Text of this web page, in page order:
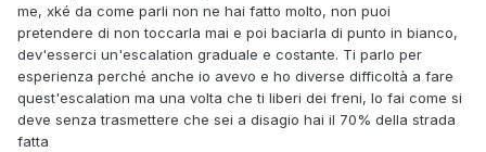
me, xké da come parli non ne hai fatto molto, non puoi
pretendere di non toccarla mai e poi baciarla di punto in bianco,
dev'esserci un'escalation graduale e costante. Ti parlo per
esperienza perché anche io avevo e ho diverse difficoltà a fare
quest'escalation ma una volta che ti liberi dei freni, lo fai come si
deve senza trasmettere che sei a disagio hai il 70% della strada
fatta